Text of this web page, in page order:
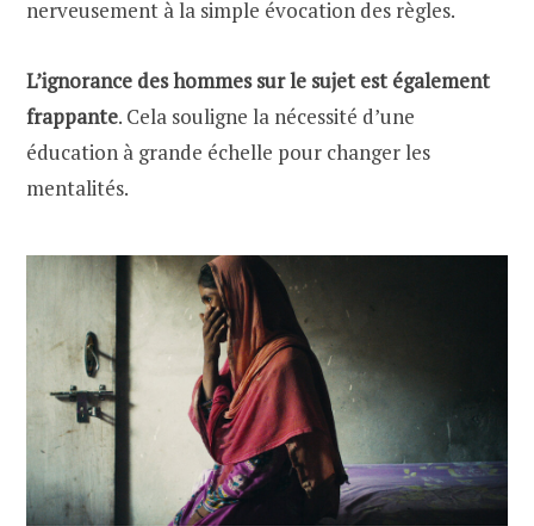
nerveusement à la simple évocation des règles.
L’ignorance des hommes sur le sujet est également
frappante. Cela souligne la nécessité d’une
éducation à grande échelle pour changer les
mentalités.